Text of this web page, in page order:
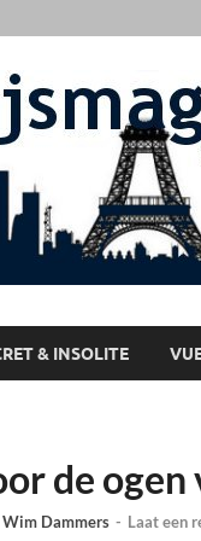
& INSOLITE
de
Wim Dammers - Laat een